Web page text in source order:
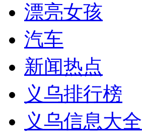
漂亮女孩
汽车
新闻热点
义乌排行榜
义乌信息大全